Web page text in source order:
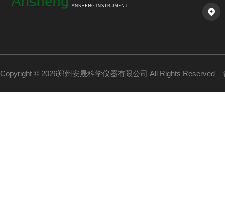
Copyright © 2026郑州安晟科学仪器有限公司 All Rights Reserved